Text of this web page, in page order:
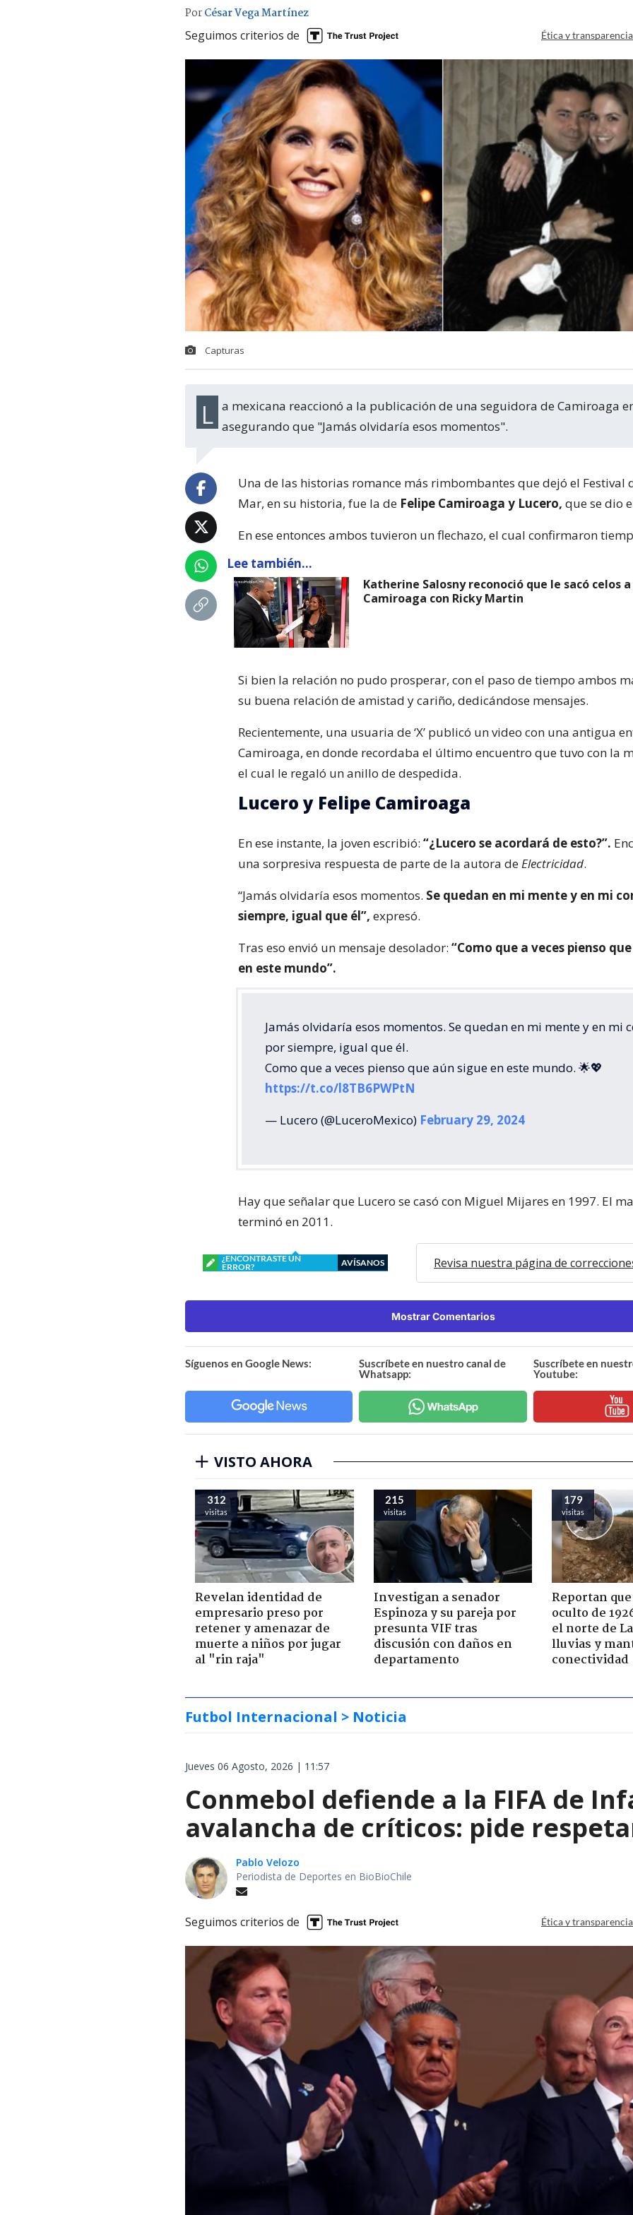
PorCésar Vega Martínez
Seguimos criterios de Ética y
Capturas
La mexicana reaccionó a la publicación de una seguidora de Camiroaga en 'X', asegurando que "Jamás olvidaría esos momentos".
Una de las historias romance más rimbombantes que dejó el Festival
Mar, en su historia, fue la de Felipe Camiroaga y Lucero, que se dio
En ese entonces ambos tuvieron un flechazo, el cual confirmaron
Lee también...
Katherine Salosny reconoció que le sacó celos
Camiroaga con Ricky Martin
Si bien la relación no pudo prosperar, con el paso de tiempo ambos
su buena relación de amistad y cariño, dedicándose mensajes.
Recientemente, una usuaria de ‘X’ publicó un video con una antigua
Camiroaga, en donde recordaba el último encuentro que tuvo con la
el cual le regaló un anillo de despedida.
Lucero y Felipe Camiroaga
En ese instante, la joven escribió: “¿Lucero se acordará de esto?”.
una sorpresiva respuesta de parte de la autora de Electricidad.
“Jamás olvidaría esos momentos. Se quedan en mi mente y en mi
siempre, igual que él”, expresó.
Tras eso envió un mensaje desolador: “Como que a veces pienso
en este mundo”.
Jamás olvidaría esos momentos. Se quedan en mi mente y en mi
por siempre, igual que él.
Como que a veces pienso que aún sigue en este mundo. 🌟💖
https://t.co/l8TB6PWPtN
— Lucero (@LuceroMexico) February 29, 2024
Hay que señalar que Lucero se casó con Miguel Mijares en 1997. El
terminó en 2011.
¿ENCONTRASTE UN
ERROR?
AVÍSANOS Revisa nuestra página de
Mostrar Comentarios
Síguenos en Google News:
Suscríbete en nuestro canal de
Whatsapp:
Suscríbete en
Youtube:
VISTO AHORA
312
visitas
Revelan identidad de
empresario preso por
retener y amenazar de
muerte a niños por jugar
al "rin raja"
215
visitas
Investigan a senador
Espinoza y su pareja por
presunta VIF tras
discusión con daños en
departamento
179
visitas
Reportan
oculto de
el norte de
lluvias y
conectividad
Futbol Internacional > Noticia
Jueves 06 Agosto, 2026 | 11:57
Conmebol defiende a la FIFA de
avalancha de críticos: pide
Pablo Velozo
Periodista de Deportes en BioBioChile
Seguimos criterios de Ética y